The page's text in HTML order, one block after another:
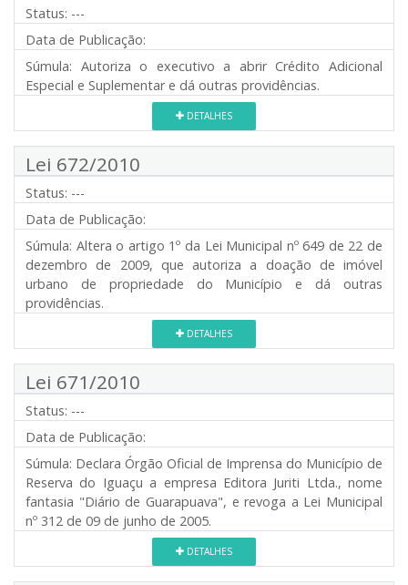
Status: ---
Data de Publicação:
Súmula: Autoriza o executivo a abrir Crédito Adicional
Especial e Suplementar e dá outras providências.
DETALHES
Lei 672/2010
Status: ---
Data de Publicação:
Súmula: Altera o artigo 1º da Lei Municipal nº 649 de 22 de
dezembro de 2009, que autoriza a doação de imóvel
urbano de propriedade do Município e dá outras
providências.
DETALHES
Lei 671/2010
Status: ---
Data de Publicação:
Súmula: Declara Órgão Oficial de Imprensa do Município de
Reserva do Iguaçu a empresa Editora Juriti Ltda., nome
fantasia "Diário de Guarapuava", e revoga a Lei Municipal
nº 312 de 09 de junho de 2005.
DETALHES